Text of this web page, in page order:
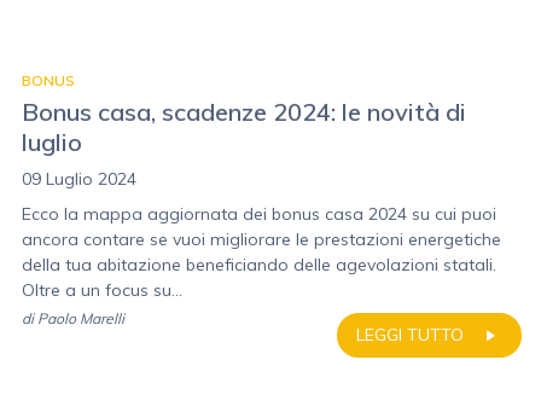
BONUS
Bonus casa, scadenze 2024: le novità di
luglio
09 Luglio 2024
Ecco la mappa aggiornata dei bonus casa 2024 su cui puoi
ancora contare se vuoi migliorare le prestazioni energetiche
della tua abitazione beneficiando delle agevolazioni statali.
Oltre a un focus su...
LEGGI TUTTO
di Paolo Marelli